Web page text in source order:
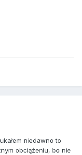
niedawno to
obciążeniu, bo nie